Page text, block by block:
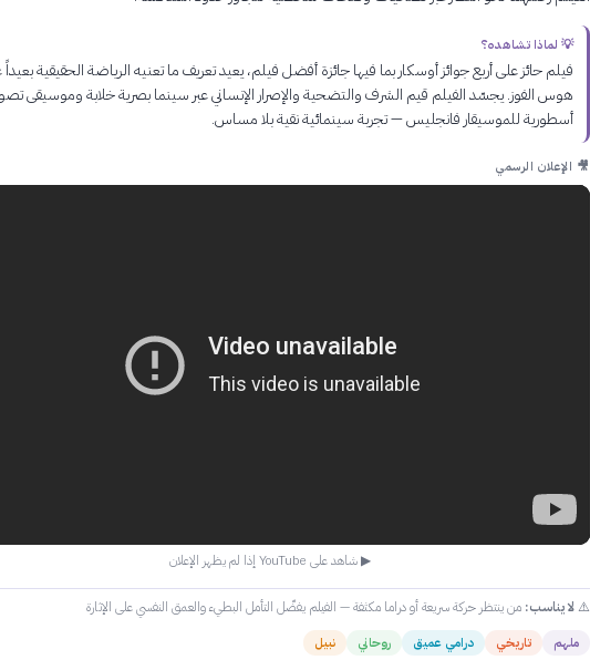
💡 لماذا تشاهده؟
فيلم حائز على أربع جوائز أوسكار بما فيها جائزة أفضل فيلم، يعيد تعريف ما تعنيه الرياضة الحقيقية
هوس الفوز. يجسّد الفيلم قيم الشرف والتضحية والإصرار الإنساني عبر سينما بصرية خلابة وموسيقى
أسطورية للموسيقار فانجليس — تجربة سينمائية نقية بلا مساس.
🎥 الإعلان الرسمي
▶ شاهد على YouTube إذا لم يظهر الإعلان
⚠️لا يناسب: من ينتظر حركة سريعة أو دراما مكثفة — الفيلم يفضّل التأمل البطيء والعمق النفسي على الإثارة
ملهم تاريخي درامي عميق روحاني
نبيل